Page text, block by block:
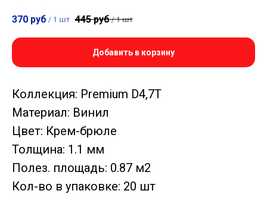
370 руб / 1 шт 445 руб / 1 шт
Добавить в корзину
Коллекция: Premium D4,7T
Материал: Винил
Цвет: Крем-брюле
Толщина: 1.1 мм
Полез. площадь: 0.87 м2
Кол-во в упаковке: 20 шт